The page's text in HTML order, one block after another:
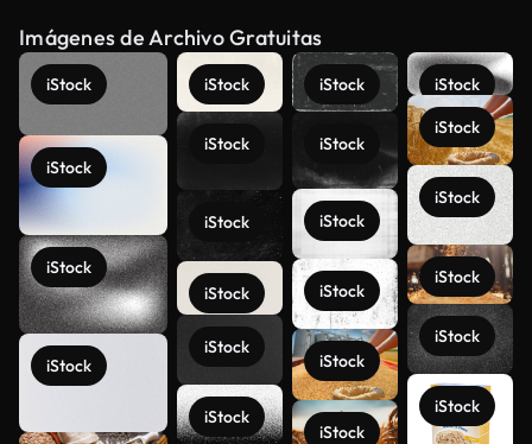
Imágenes de Archivo Gratuitas
iStock
iStock
iStock
iStock
iStock
iStock
iStock
iStock
iStock
iStock
iStock
iStock
iStock
iStock
iStock
iStock
iStock
iStock
iStock
iStock
iStock
iStock